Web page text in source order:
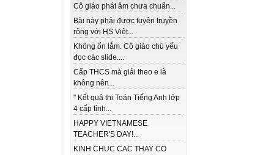
Cô giáo phát âm chưa chuẩn...
Bài này phải được tuyên truyền
rộng với HS Việt...
Không ổn lắm. Cô giáo chủ yếu
đọc các slide....
Cấp THCS mà giải theo e là
không nên...
" Kết quả thi Toán Tiếng Anh lớp
4 cấp tỉnh...
HAPPY VIETNAMESE
TEACHER'S DAY!...
KINH CHUC CAC THAY CO